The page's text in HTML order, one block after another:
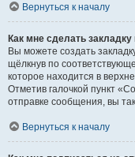
Вернуться к началу
Как мне сделать
Вы можете создать
щёлкнув по
которое находится в
Отметив галочкой пункт
отправке сообщения, вы
Вернуться к началу